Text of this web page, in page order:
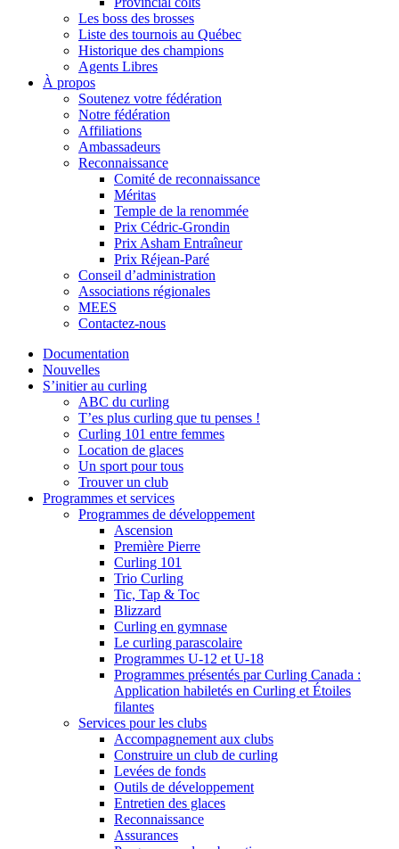
Les boss des brosses
Liste des tournois au Québec
Historique des champions
Agents Libres
À propos
Soutenez votre fédération
Notre fédération
Affiliations
Ambassadeurs
Reconnaissance
Comité de reconnaissance
Méritas
Temple de la renommée
Prix Cédric-Grondin
Prix Asham Entraîneur
Prix Réjean-Paré
Conseil d’administration
Associations régionales
MEES
Contactez-nous
Documentation
Nouvelles
S’initier au curling
ABC du curling
T’es plus curling que tu penses !
Curling 101 entre femmes
Location de glaces
Un sport pour tous
Trouver un club
Programmes et services
Programmes de développement
Ascension
Première Pierre
Curling 101
Trio Curling
Tic, Tap & Toc
Blizzard
Curling en gymnase
Le curling parascolaire
Programmes U-12 et U-18
Programmes présentés par Curling Canada :
Application habiletés en Curling et Étoiles
filantes
Services pour les clubs
Accompagnement aux clubs
Construire un club de curling
Levées de fonds
Outils de développement
Entretien des glaces
Reconnaissance
Assurances